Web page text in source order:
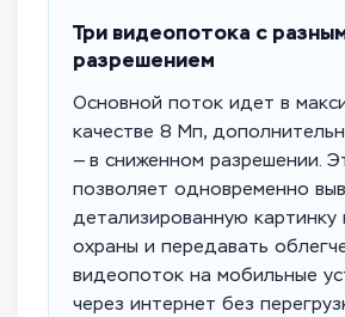
Три видеопотока с
разрешением
Основной поток идет в
качестве 8 Мп,
— в сниженном разрешении.
позволяет одновременно
детализированную картинку
охраны и передавать
видеопоток на мобильные
через интернет без